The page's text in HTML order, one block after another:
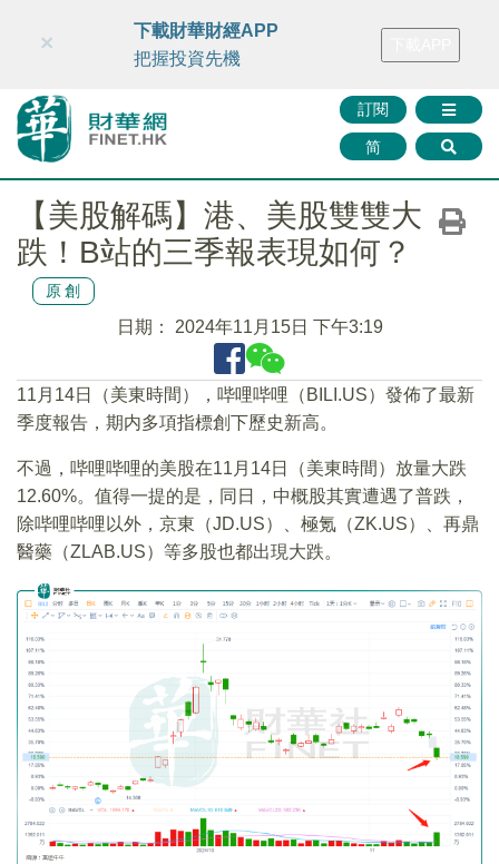
財華智庫網 FINTV FINMETA 財華證券 媒體矩陣
訂閱
简
×
下載財華財經APP
把握投資先機
【美股解碼】港、美股雙雙大
跌！B站的三季報表現如何？
原創
日期： 2024年11月15日 下午3:19
11月14日（美東時間），哔哩哔哩（BILI.US）發佈了最新
季度報告，期内多項指標創下歷史新高。
不過，哔哩哔哩的美股在11月14日（美東時間）放量大跌
12.60%。值得一提的是，同日，中概股其實遭遇了普跌，
除哔哩哔哩以外，京東（JD.US）、極氪（ZK.US）、再鼎
醫藥（ZLAB.US）等多股也都出現大跌。